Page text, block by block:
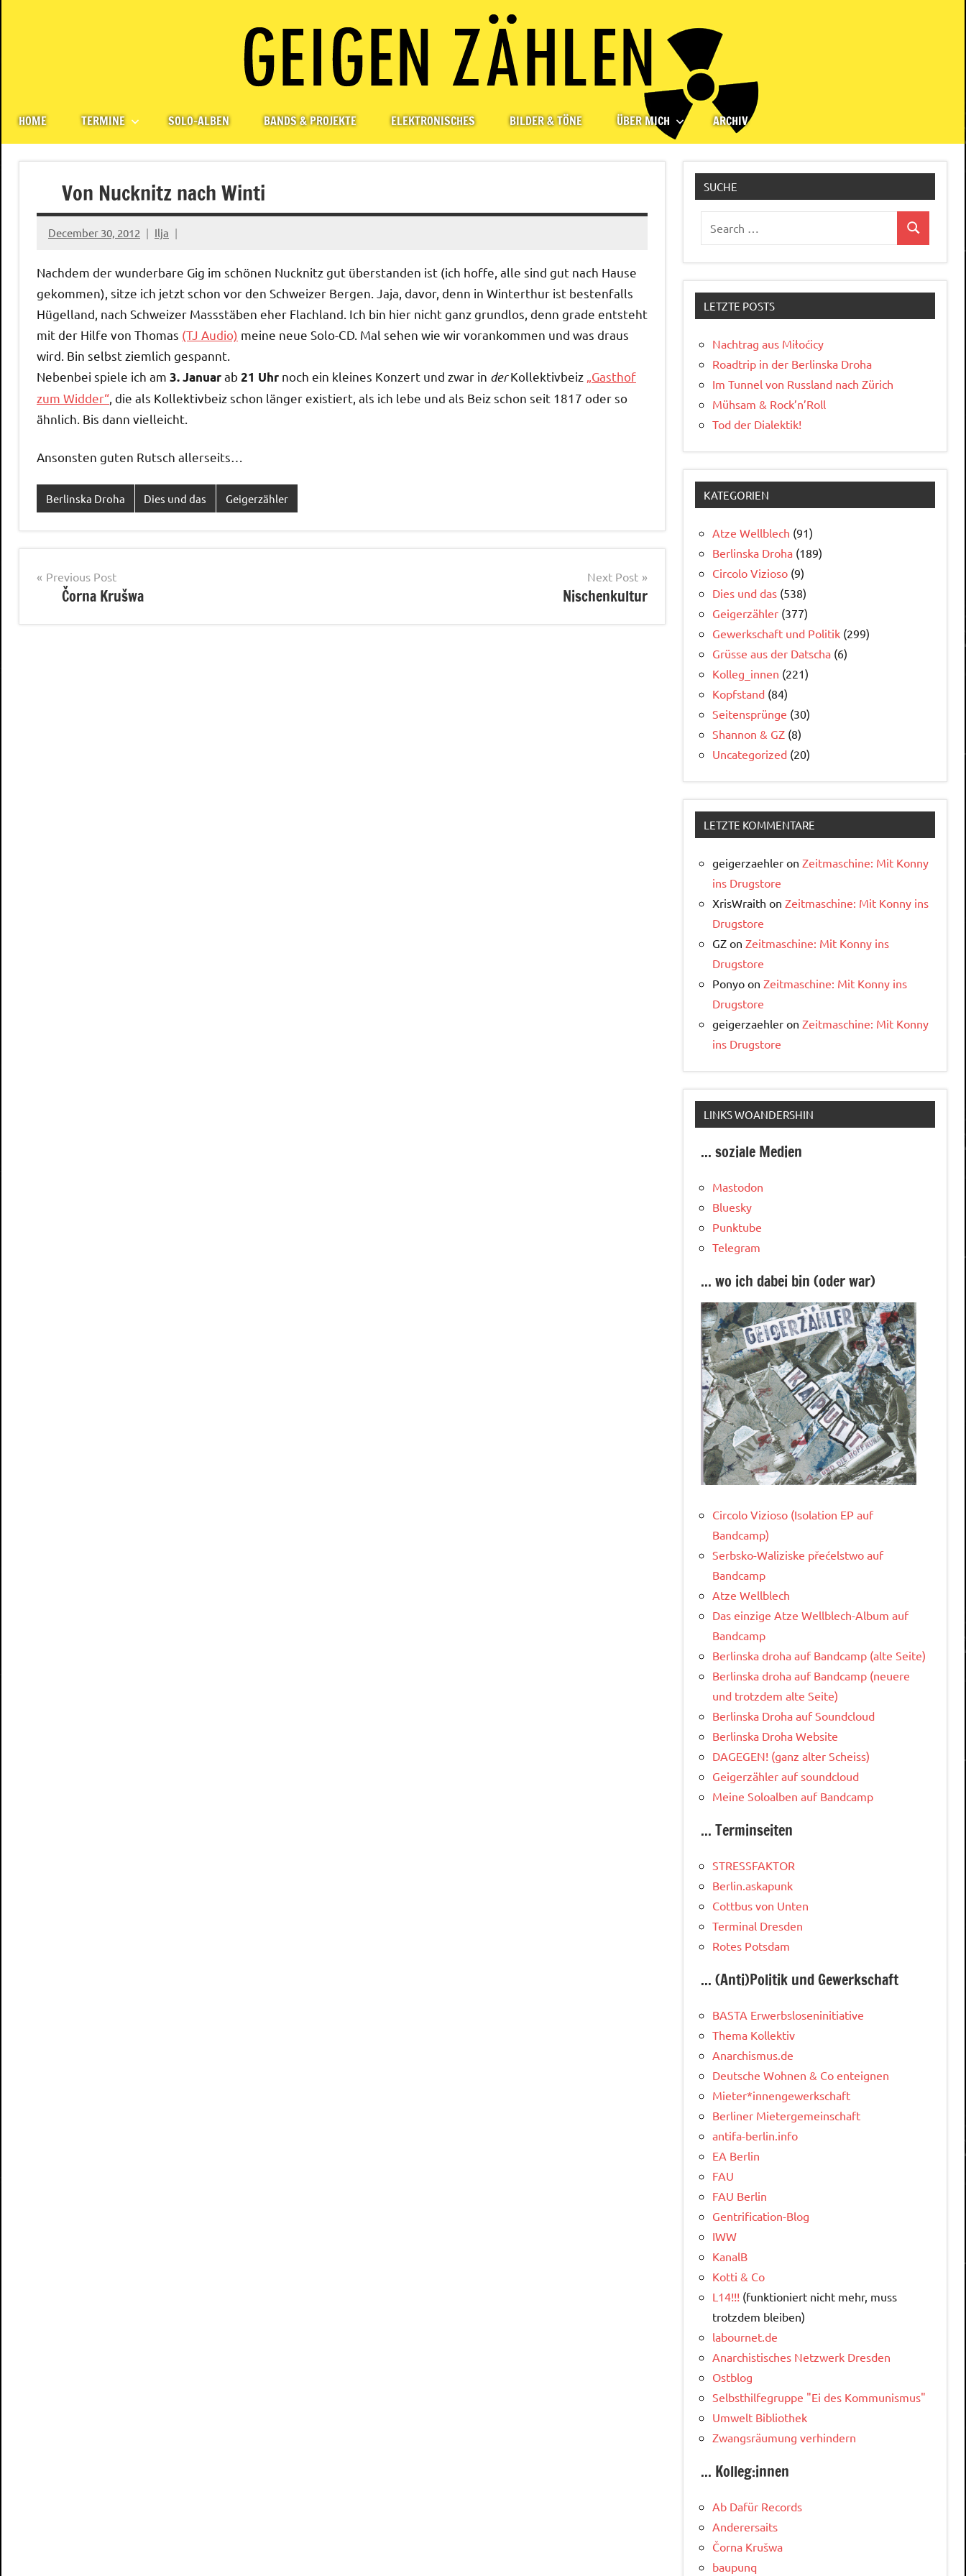
Geigerzähler
HOME TERMINE SOLO-ALBEN BANDS & PROJEKTE ELEKTRONISCHES BILDER & TÖNE ÜBER MICH ARCHIV
Von Nucknitz nach Winti
December 30, 2012 Ilja
Nachdem der wunderbare Gig im schönen Nucknitz gut überstanden ist (ich hoffe, alle sind gut nach Hause
gekommen), sitze ich jetzt schon vor den Schweizer Bergen. Jaja, davor, denn in Winterthur ist bestenfalls
Hügelland, nach Schweizer Massstäben eher Flachland. Ich bin hier nicht ganz grundlos, denn grade entsteht
mit der Hilfe von Thomas (TJ Audio) meine neue Solo-CD. Mal sehen wie wir vorankommen und was draus
wird. Bin selbst ziemlich gespannt.
Nebenbei spiele ich am 3. Januarab21 Uhr noch ein kleines Konzert und zwar in derKollektivbeiz „Gasthof
zum Widder“ , die als Kollektivbeiz schon länger existiert, als ich lebe und als Beiz schon seit 1817 oder so
ähnlich. Bis dann vielleicht.
Ansonsten guten Rutsch allerseits…
Berlinska Droha Dies und das Geigerzähler
Post
navigation
Previous Post
Čorna Krušwa
Next Post
Nischenkultur
SUCHE
for:
Search
LETZTE POSTS
Nachtrag aus Miłoćicy
Roadtrip in der Berlinska Droha
Im Tunnel von Russland nach Zürich
Mühsam & Rock’n’Roll
Tod der Dialektik!
KATEGORIEN
Atze Wellblech (91)
Berlinska Droha (189)
Circolo Vizioso (9)
Dies und das (538)
Geigerzähler (377)
Gewerkschaft und Politik (299)
Grüsse aus der Datscha (6)
Kolleg_innen (221)
Kopfstand (84)
Seitensprünge (30)
Shannon & GZ (8)
Uncategorized (20)
LETZTE KOMMENTARE
geigerzaehler on Zeitmaschine: Mit Konny
ins Drugstore
XrisWraith on Zeitmaschine: Mit Konny ins
Drugstore
GZ on Zeitmaschine: Mit Konny ins
Drugstore
Ponyo on Zeitmaschine: Mit Konny ins
Drugstore
geigerzaehler on Zeitmaschine: Mit Konny
ins Drugstore
LINKS WOANDERSHIN
... soziale Medien
Mastodon
Bluesky
Punktube
Telegram
... wo ich dabei bin (oder war)
Circolo Vizioso (Isolation EP auf
Bandcamp)
Serbsko-Waliziske přećelstwo auf
Bandcamp
Atze Wellblech
Das einzige Atze Wellblech-Album auf
Bandcamp
Berlinska droha auf Bandcamp (alte Seite)
Berlinska droha auf Bandcamp (neuere
und trotzdem alte Seite)
Berlinska Droha auf Soundcloud
Berlinska Droha Website
DAGEGEN! (ganz alter Scheiss)
Geigerzähler auf soundcloud
Meine Soloalben auf Bandcamp
... Terminseiten
STRESSFAKTOR
Berlin.askapunk
Cottbus von Unten
Terminal Dresden
Rotes Potsdam
... (Anti)Politik und Gewerkschaft
BASTA Erwerbsloseninitiative
Thema Kollektiv
Anarchismus.de
Deutsche Wohnen & Co enteignen
Mieter*innengewerkschaft
Berliner Mietergemeinschaft
antifa-berlin.info
EA Berlin
FAU
FAU Berlin
Gentrification-Blog
IWW
KanalB
Kotti & Co
L14!!! (funktioniert nicht mehr, muss
trotzdem bleiben)
labournet.de
Anarchistisches Netzwerk Dresden
Ostblog
Selbsthilfegruppe "Ei des Kommunismus"
Umwelt Bibliothek
Zwangsräumung verhindern
... Kolleg:innen
Ab Dafür Records
Anderersaits
Čorna Krušwa
baupunq